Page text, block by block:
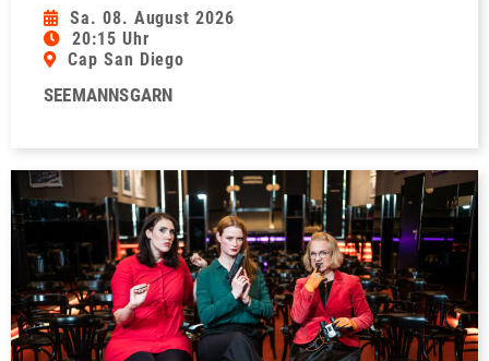
Sa. 08. August 2026
20:15 Uhr
Cap San Diego
SEEMANNSGARN